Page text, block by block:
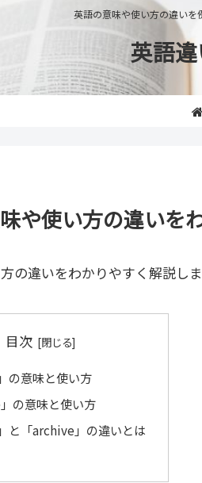
英語の意味や使い方の違い
英語
や使い方の違いを
の違いをわかりやすく解説しま
目次
の意味と使い方
の意味と使い方
と「archive」の違いとは